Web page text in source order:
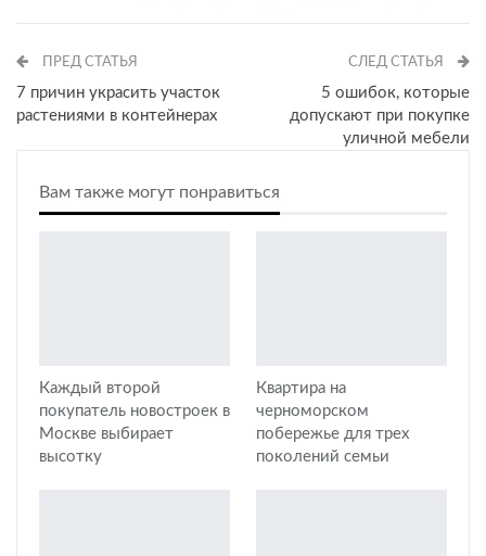
ПРЕД СТАТЬЯ
7 причин украсить участок
растениями в контейнерах
СЛЕД СТАТЬЯ
5 ошибок, которые
допускают при покупке
уличной мебели
Вам также могут понравиться
Каждый второй
покупатель новостроек в
Москве выбирает
высотку
Квартира на
черноморском
побережье для трех
поколений семьи